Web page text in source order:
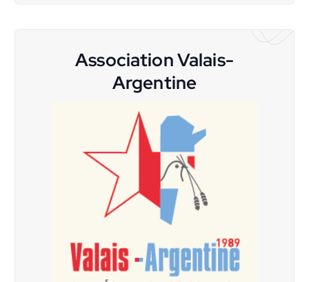
Association Valais-
Argentine